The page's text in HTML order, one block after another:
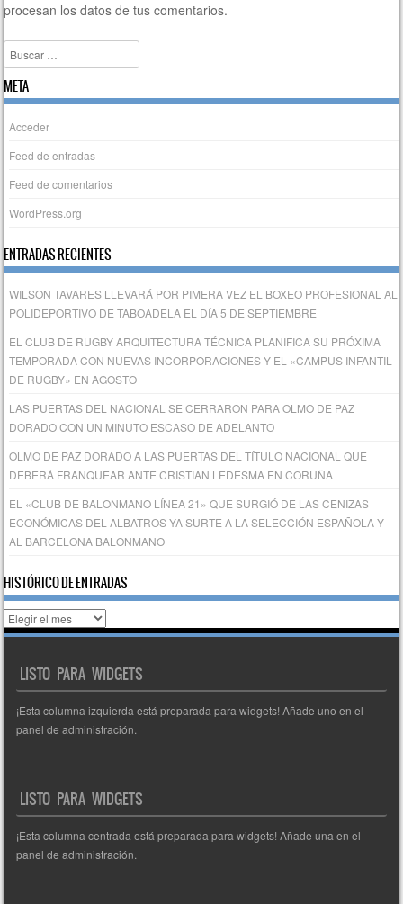
procesan los datos de tus comentarios.
Buscar
META
Acceder
Feed de entradas
Feed de comentarios
WordPress.org
ENTRADAS RECIENTES
WILSON TAVARES LLEVARÁ POR PIMERA VEZ EL BOXEO PROFESIONAL AL
POLIDEPORTIVO DE TABOADELA EL DÍA 5 DE SEPTIEMBRE
EL CLUB DE RUGBY ARQUITECTURA TÉCNICA PLANIFICA SU PRÓXIMA
TEMPORADA CON NUEVAS INCORPORACIONES Y EL «CAMPUS INFANTIL
DE RUGBY» EN AGOSTO
LAS PUERTAS DEL NACIONAL SE CERRARON PARA OLMO DE PAZ
DORADO CON UN MINUTO ESCASO DE ADELANTO
OLMO DE PAZ DORADO A LAS PUERTAS DEL TÍTULO NACIONAL QUE
DEBERÁ FRANQUEAR ANTE CRISTIAN LEDESMA EN CORUÑA
EL «CLUB DE BALONMANO LÍNEA 21» QUE SURGIÓ DE LAS CENIZAS
ECONÓMICAS DEL ALBATROS YA SURTE A LA SELECCIÓN ESPAÑOLA Y
AL BARCELONA BALONMANO
HISTÓRICO DE ENTRADAS
Histórico
de
LISTO PARA WIDGETS
¡Esta columna izquierda está preparada para widgets! Añade uno en el
panel de administración.
LISTO PARA WIDGETS
¡Esta columna centrada está preparada para widgets! Añade una en el
panel de administración.